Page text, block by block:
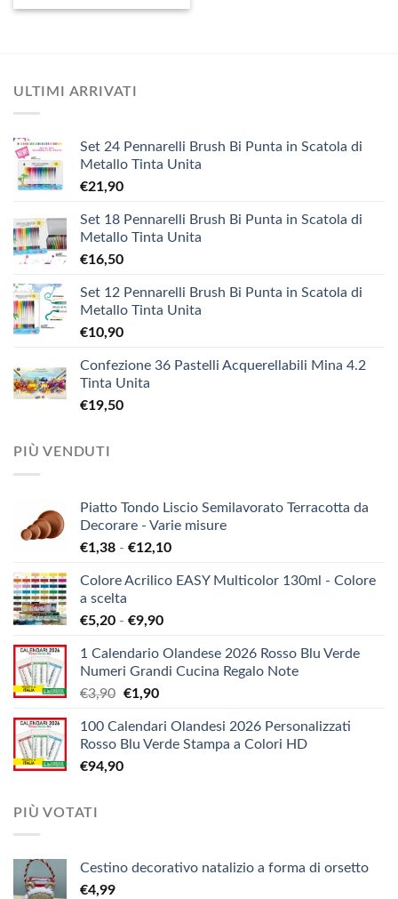
ULTIMI ARRIVATI
Set 24 Pennarelli Brush Bi Punta in Scatola di
Metallo Tinta Unita
€21,90
Set 18 Pennarelli Brush Bi Punta in Scatola di
Metallo Tinta Unita
€16,50
Set 12 Pennarelli Brush Bi Punta in Scatola di
Metallo Tinta Unita
€10,90
Confezione 36 Pastelli Acquerellabili Mina 4.2
Tinta Unita
€19,50
PIÙ VENDUTI
Piatto Tondo Liscio Semilavorato Terracotta da
Decorare - Varie misure
€1,38 - €12,10Fascia
prezzo:
€12,10
Colore Acrilico EASY Multicolor 130ml - Colore
a scelta
€5,20 - €9,90Fascia
prezzo:
da
€9,90
1 Calendario Olandese 2026 Rosso Blu Verde
Numeri Grandi Cucina Regalo Note
€3,90 Il
originale
era:
€3,90.
€1,90Il
attuale
è:
100 Calendari Olandesi 2026 Personalizzati
Rosso Blu Verde Stampa a Colori HD
€94,90
PIÙ VOTATI
Cestino decorativo natalizio a forma di orsetto
€4,99